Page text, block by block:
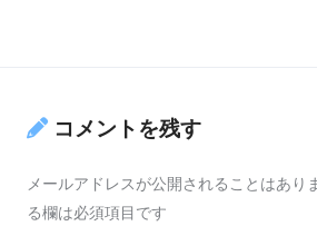
コメントを残す
メールアドレスが公開されることはあり
る欄は必須項目です